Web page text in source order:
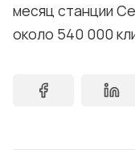
месяц станции
около 540 000